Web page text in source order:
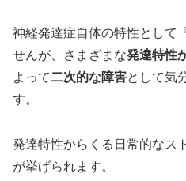
神経発達症自体の特性として
せんが、さまざまな発達特性
よって二次的な障害として気
す。
発達特性からくる日常的なス
が挙げられます。